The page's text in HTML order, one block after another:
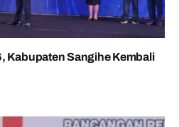
Kabupaten Sangihe Kembali